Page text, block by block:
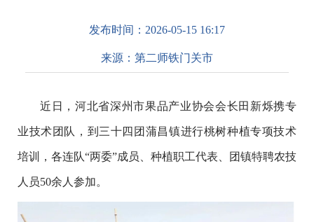
发布时间： 2026-05-15 16:17
来源： 第二师铁门关市
近日，河北省深州市果品产业协会会长田新烁携专
业技术团队，到三十四团蒲昌镇进行桃树种植专项技术
培训，各连队“两委”成员、种植职工代表、团镇特聘农技
人员50余人参加。